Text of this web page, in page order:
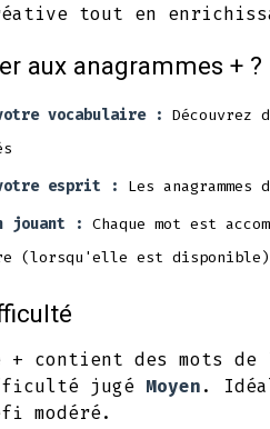
tout en
aux anagrammes + ?
vocabulaire : Découvrez
esprit :
Les
jouant : Chaque mot est
(lorsqu'elle est disponible)
+ contient des mots
jugé Moyen.
modéré.